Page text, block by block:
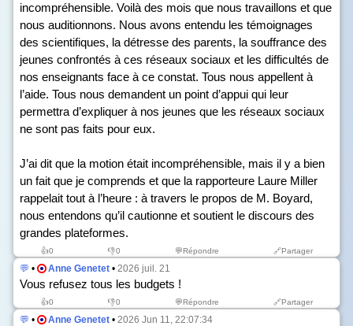
incompréhensible. Voilà des mois que nous travaillons et que
nous auditionnons. Nous avons entendu les témoignages
des scientifiques, la détresse des parents, la souffrance des
jeunes confrontés à ces réseaux sociaux et les difficultés de
nos enseignants face à ce constat. Tous nous appellent à
l’aide. Tous nous demandent un point d’appui qui leur
permettra d’expliquer à nos jeunes que les réseaux sociaux
ne sont pas faits pour eux.
J’ai dit que la motion était incompréhensible, mais il y a bien
un fait que je comprends et que la rapporteure Laure Miller
rappelait tout à l’heure : à travers le propos de M. Boyard,
nous entendons qu’il cautionne et soutient le discours des
grandes plateformes.
👍0 👎0 💬Répondre 🔗Partager
💬 • Anne Genetet • 2026 juil. 21
Vous refusez tous les budgets !
👍0 👎0 💬Répondre 🔗Partager
💬 • Anne Genetet • 2026 Jun 11, 22:07:34